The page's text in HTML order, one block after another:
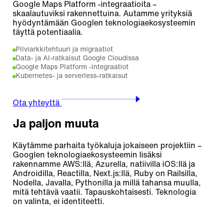
Google Maps Platform -integraatioita –
skaalautuviksi rakennettuina. Autamme yrityksiä
hyödyntämään Googlen teknologiaekosysteemin
täyttä potentiaalia.
Pilviarkkitehtuuri ja migraatiot
Data- ja AI-ratkaisut Google Cloudissa
Google Maps Platform -integraatiot
Kubernetes- ja serverless-ratkaisut
Ota yhteyttä
Ja paljon muuta
Käytämme parhaita työkaluja jokaiseen projektiin –
Googlen teknologiaekosysteemin lisäksi
rakennamme AWS:llä, Azurella, natiivilla iOS:llä ja
Androidilla, Reactilla, Next.js:llä, Ruby on Railsilla,
Nodella, Javalla, Pythonilla ja millä tahansa muulla,
mitä tehtävä vaatii. Tapauskohtaisesti. Teknologia
on valinta, ei identiteetti.